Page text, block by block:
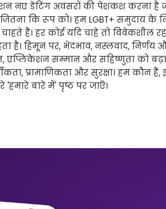
नए डेटिंग अवसरों की पेशकश करना है
जितना कि रूप को। हम LGBT+ समुदाय
चाहते हैं। हर कोई यदि चाहे तो विवेकशील
है। हिमून पर, भेदभाव, नस्लवाद, निर्णय
एप्लिकेशन सम्मान और सहिष्णुता को
प्रामाणिकता और सुरक्षा। हम
बारे में' पृष्ठ पर जाएँ।